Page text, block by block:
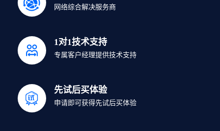
网络综合解决服务商
1对1技术支持
专属客户经理提供技术支持
先试后买体验
申请即可获得先试后买体验